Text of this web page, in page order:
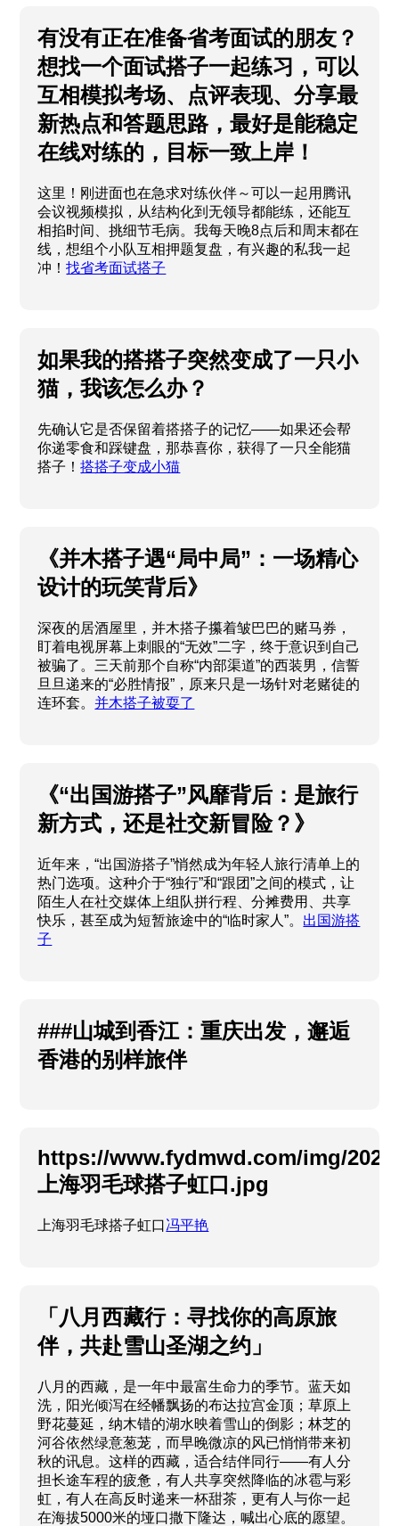
有没有正在准备省考面试的朋友？
想找一个面试搭子一起练习，可以
互相模拟考场、点评表现、分享最
新热点和答题思路，最好是能稳定
在线对练的，目标一致上岸！
这里！刚进面也在急求对练伙伴～可以一起用腾讯
会议视频模拟，从结构化到无领导都能练，还能互
相掐时间、挑细节毛病。我每天晚8点后和周末都在
线，想组个小队互相押题复盘，有兴趣的私我一起
冲！找省考面试搭子
如果我的搭搭子突然变成了一只小
猫，我该怎么办？
先确认它是否保留着搭搭子的记忆——如果还会帮
你递零食和踩键盘，那恭喜你，获得了一只全能猫
搭子！搭搭子变成小猫
《并木搭子遇“局中局”：一场精心
设计的玩笑背后》
深夜的居酒屋里，并木搭子攥着皱巴巴的赌马券，
盯着电视屏幕上刺眼的“无效”二字，终于意识到自己
被骗了。三天前那个自称“内部渠道”的西装男，信誓
旦旦递来的“必胜情报”，原来只是一场针对老赌徒的
连环套。并木搭子被耍了
《“出国游搭子”风靡背后：是旅行
新方式，还是社交新冒险？》
近年来，“出国游搭子”悄然成为年轻人旅行清单上的
热门选项。这种介于“独行”和“跟团”之间的模式，让
陌生人在社交媒体上组队拼行程、分摊费用、共享
快乐，甚至成为短暂旅途中的“临时家人”。 出国游搭
子
###山城到香江：重庆出发，邂逅
香港的别样旅伴
https://www.fydmwd.com/img/
上海羽毛球搭子虹口.jpg
上海羽毛球搭子虹口冯平艳
「八月西藏行：寻找你的高原旅
伴，共赴雪山圣湖之约」
八月的西藏，是一年中最富生命力的季节。蓝天如
洗，阳光倾泻在经幡飘扬的布达拉宫金顶；草原上
野花蔓延，纳木错的湖水映着雪山的倒影；林芝的
河谷依然绿意葱茏，而早晚微凉的风已悄悄带来初
秋的讯息。这样的西藏，适合结伴同行——有人分
担长途车程的疲惫，有人共享突然降临的冰雹与彩
虹，有人在高反时递来一杯甜茶，更有人与你一起
在海拔5000米的垭口撒下隆达，喊出心底的愿望。